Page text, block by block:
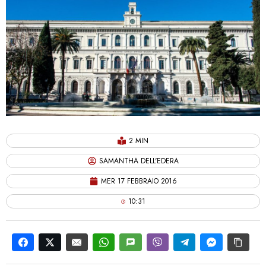
2 MIN
SAMANTHA DELL'EDERA
MER 17 FEBBRAIO 2016
10:31